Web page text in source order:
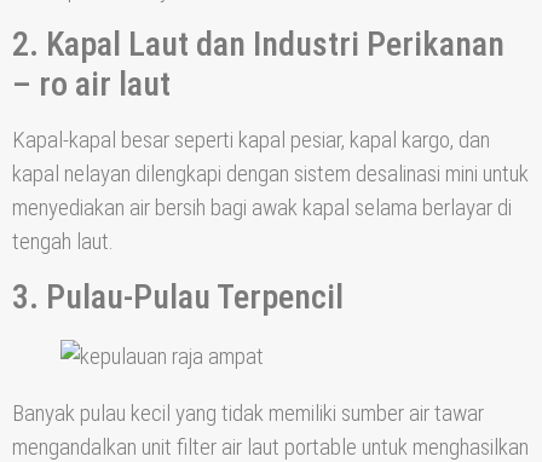
2. Kapal Laut dan Industri Perikanan
– ro air laut
Kapal-kapal besar seperti kapal pesiar, kapal kargo, dan
kapal nelayan dilengkapi dengan sistem desalinasi mini untuk
menyediakan air bersih bagi awak kapal selama berlayar di
tengah laut.
3. Pulau-Pulau Terpencil
Banyak pulau kecil yang tidak memiliki sumber air tawar
mengandalkan unit filter air laut portable untuk menghasilkan